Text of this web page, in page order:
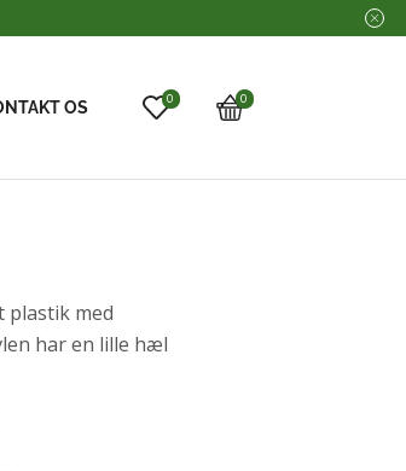
OS 0 0
plastik med
har en lille hæl